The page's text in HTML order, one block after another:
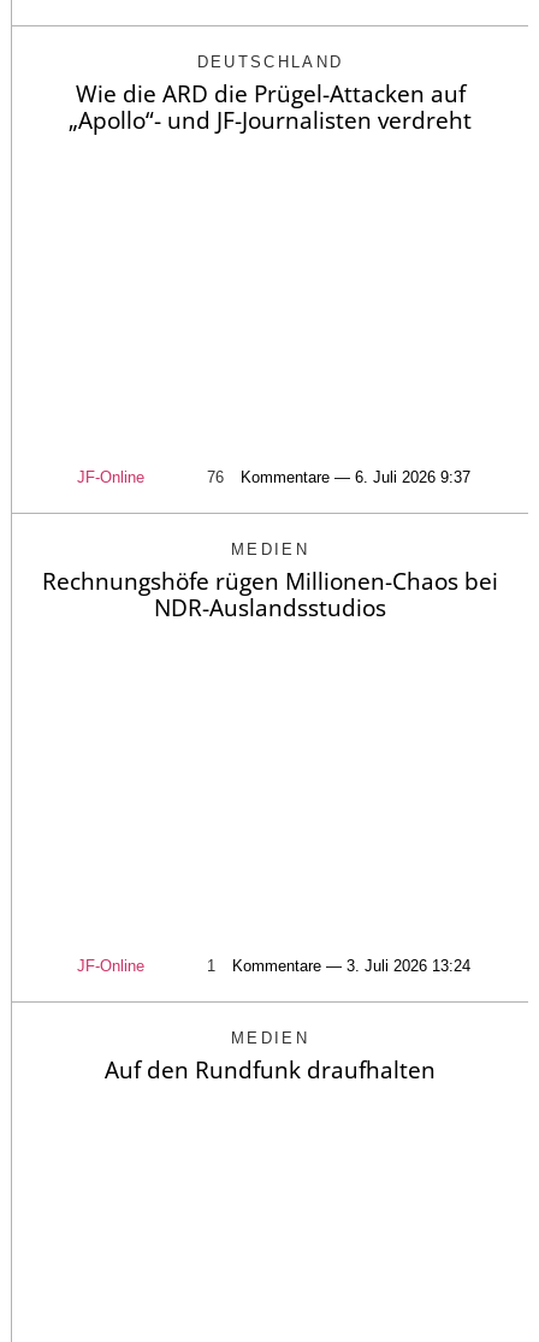
DEUTSCHLAND
Wie die ARD die Prügel-Attacken auf
„Apollo“- und JF-Journalisten verdreht
JF-Online 76 Kommentare — 6. Juli 2026 9:37
MEDIEN
Rechnungshöfe rügen Millionen-Chaos bei
NDR-Auslandsstudios
JF-Online 1 Kommentare — 3. Juli 2026 13:24
MEDIEN
Auf den Rundfunk draufhalten